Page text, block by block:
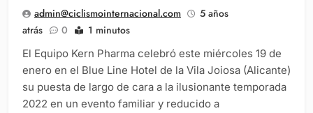
admin@ciclismointernacional.com
5 años
atrás
0 1 minutos
El Equipo Kern Pharma celebró este miércoles 19 de
enero en el Blue Line Hotel de la Vila Joiosa (Alicante)
su puesta de largo de cara a la ilusionante temporada
2022 en un evento familiar y reducido a